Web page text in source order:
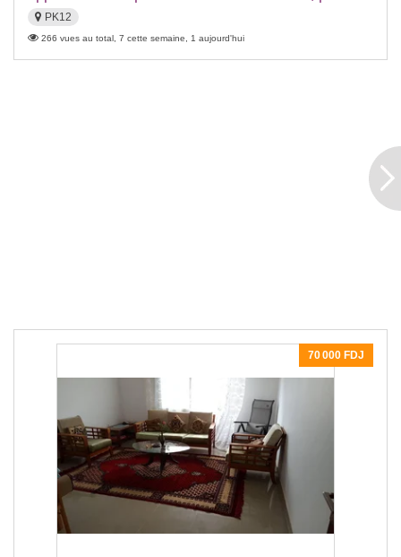
PK12
266 vues au total, 7 cette semaine, 1 aujourd'hui
70 000 FDJ